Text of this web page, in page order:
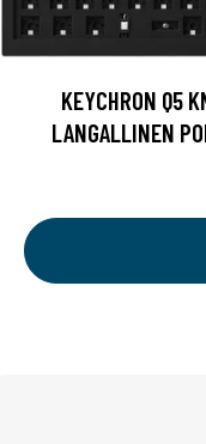
KEYCHRON Q5
LANGALLINEN